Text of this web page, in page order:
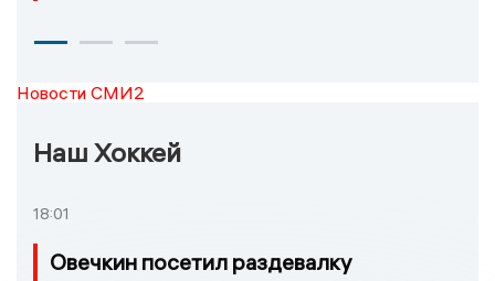
Новости СМИ2
Наш Хоккей
18:01
Овечкин посетил раздевалку